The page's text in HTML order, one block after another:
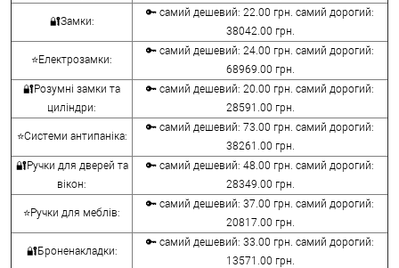
🔐Замки:
🔑 самий дешевий: 22.00 грн. самий дорогий:
38042.00 грн.
⭐Електрозамки:
🔑 самий дешевий: 24.00 грн. самий дорогий:
68969.00 грн.
🔐Розумні замки та
циліндри:
🔑 самий дешевий: 20.00 грн. самий дорогий:
28591.00 грн.
⭐Системи антипаніка:
🔑 самий дешевий: 73.00 грн. самий дорогий:
38261.00 грн.
🔐Ручки для дверей та
вікон:
🔑 самий дешевий: 48.00 грн. самий дорогий:
28349.00 грн.
⭐Ручки для меблів:
🔑 самий дешевий: 37.00 грн. самий дорогий:
20817.00 грн.
🔐Броненакладки:
🔑 самий дешевий: 33.00 грн. самий дорогий:
13571.00 грн.